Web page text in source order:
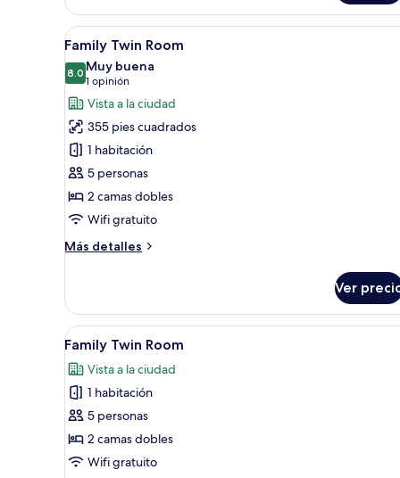
Triple
Room
Abrir
todas
las
fotos
de
Family
Twin
Room
Una habitación de hotel
7
Family Twin Room
8.08.0 de 10
Muy buena
1 opinión
(1
opinión)
Vista a la ciudad
355 pies cuadrados
1 habitación
5 personas
2 camas dobles
Wifi gratuito
Más detalles
Más
Twin
Room
Ver
Abrir
todas
las
fotos
de
Family
Twin
Habitación de hotel con dos
14
Family Twin Room
Vista a la ciudad
1 habitación
5 personas
2 camas dobles
Wifi gratuito